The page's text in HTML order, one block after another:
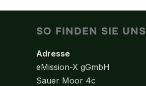
SO FINDEN SIE UNS
Adresse
eMission-X gGmbH
Sauer Moor 4c